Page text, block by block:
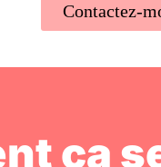
Contactez-
ça